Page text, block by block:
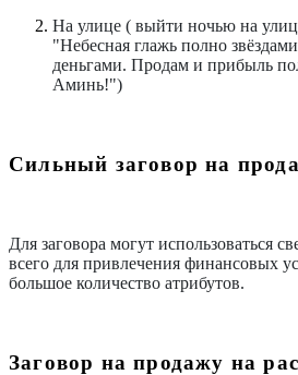
На улице ( выйти ночью на
"Небесная глажь полно
деньгами. Продам и прибыль
Аминь!")
Сильный заговор на
Для заговора могут использоваться
всего для привлечения финансовых
большое количество атрибутов.
Заговор на продажу на